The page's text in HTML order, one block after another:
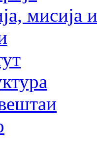
мисија и